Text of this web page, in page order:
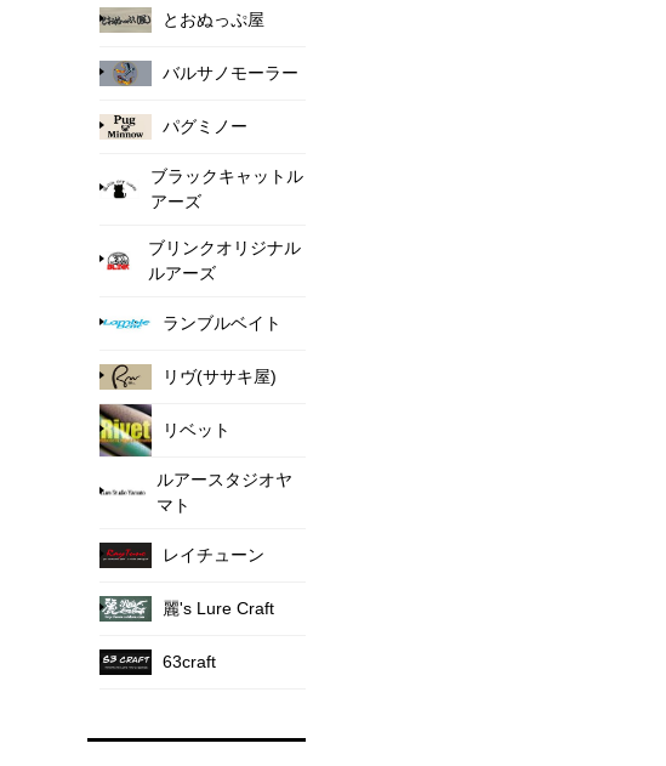
とおぬっぷ屋
バルサノモーラー
パグミノー
ブラックキャットル
アーズ
ブリンクオリジナル
ルアーズ
ランブルベイト
リヴ(ササキ屋)
リベット
ルアースタジオヤ
マト
レイチューン
麗's Lure Craft
63craft